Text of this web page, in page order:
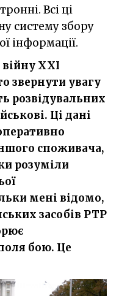
Всі ці
систему збору
інформації.
ХХІ
звернути увагу
розвідувальних
Ці дані
споживача,
розуміли
мені відомо,
засобів РТР
бою. Це